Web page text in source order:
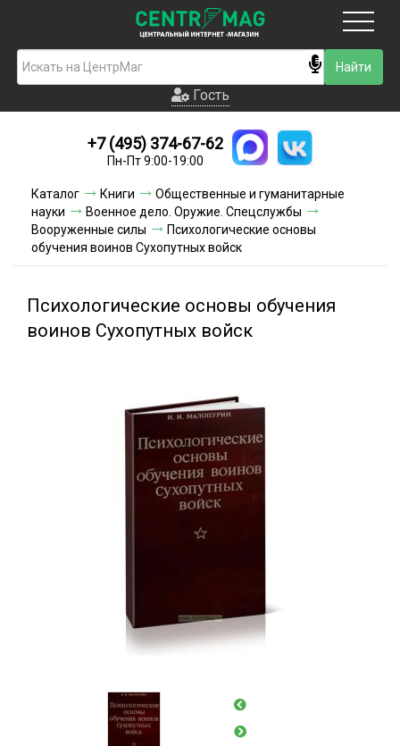
Гость
Новинки
Условия доставки
Условия оплаты
Акции и скидки
Гость
+7 (495) 374-67-62
Пн-Пт 9:00-19:00
Каталог Книги
Общественные и гуманитарные
науки
Военное дело. Оружие. Спецслужбы
Вооруженные силы
Психологические основы
обучения воинов Сухопутных войск
Психологические основы обучения
воинов Сухопутных войск